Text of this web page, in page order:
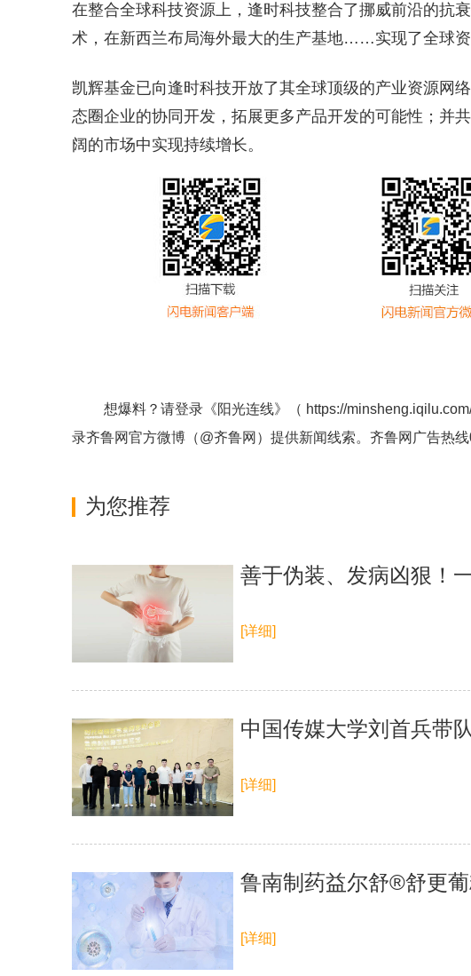
在整合全球科技资源上，逢时科技整合了挪威前沿的抗
术，在新西兰布局海外最大的生产基地……实现了全球资
凯辉基金已向逢时科技开放了其全球顶级的产业资源网
态圈企业的协同开发，拓展更多产品开发的可能性；并
阔的市场中实现持续增长。
想爆料？请登录《阳光连线》（ https://
录齐鲁网官方微博（@齐鲁网 ）提供新闻线索。齐鲁网广告热线
为您推荐
善于伪装、发病凶狠！
[详细]
中国传媒大学刘首兵带
[详细]
鲁南制药益尔舒®舒更
[详细]